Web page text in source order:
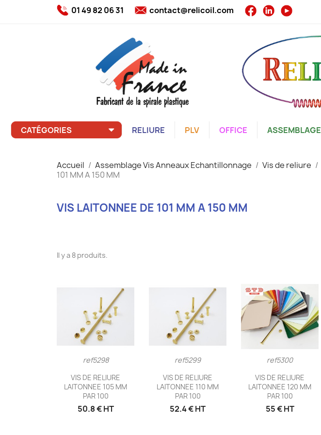
01 49 82 06 31 contact@relicoil.com
CATÉGORIES RELIURE PLV OFFICE ASSEMBLAGE
Accueil Assemblage Vis Anneaux Echantillonnage Vis de reliure
101 MM A 150 MM
VIS LAITONNEE DE 101 MM A 150 MM
Il y a 8 produits.
Aperçu rapide
ref5298
VIS DE RELIURE
LAITONNEE 105 MM
PAR 100
50.8 € HT
Aperçu rapide
ref5299
VIS DE RELIURE
LAITONNEE 110 MM
PAR 100
52.4 € HT
Aperçu rapide
ref5300
VIS DE RELIURE
LAITONNEE 120 MM
PAR 100
55 € HT